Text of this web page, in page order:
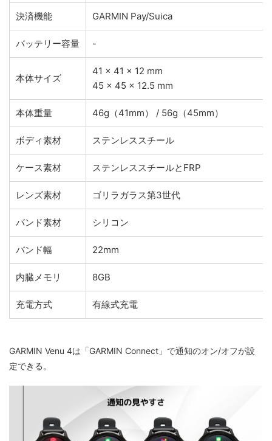
決済機能 GARMIN Pay/Suica
バッテリー容量 -
本体サイズ
41 x 41 x 12 mm
45 x 45 x 12.5 mm
本体重量 46g（41mm） / 56g（45mm）
ボディ素材 ステンレススチール
ケース素材 ステンレススチールとFRP
レンズ素材 ゴリラガラス第3世代
バンド素材 シリコン
バンド幅 22mm
内臓メモリ 8GB
充電方式 有線式充電
GARMIN Venu 4は「GARMIN Connect」で通知のオン/オフが設
定できる。